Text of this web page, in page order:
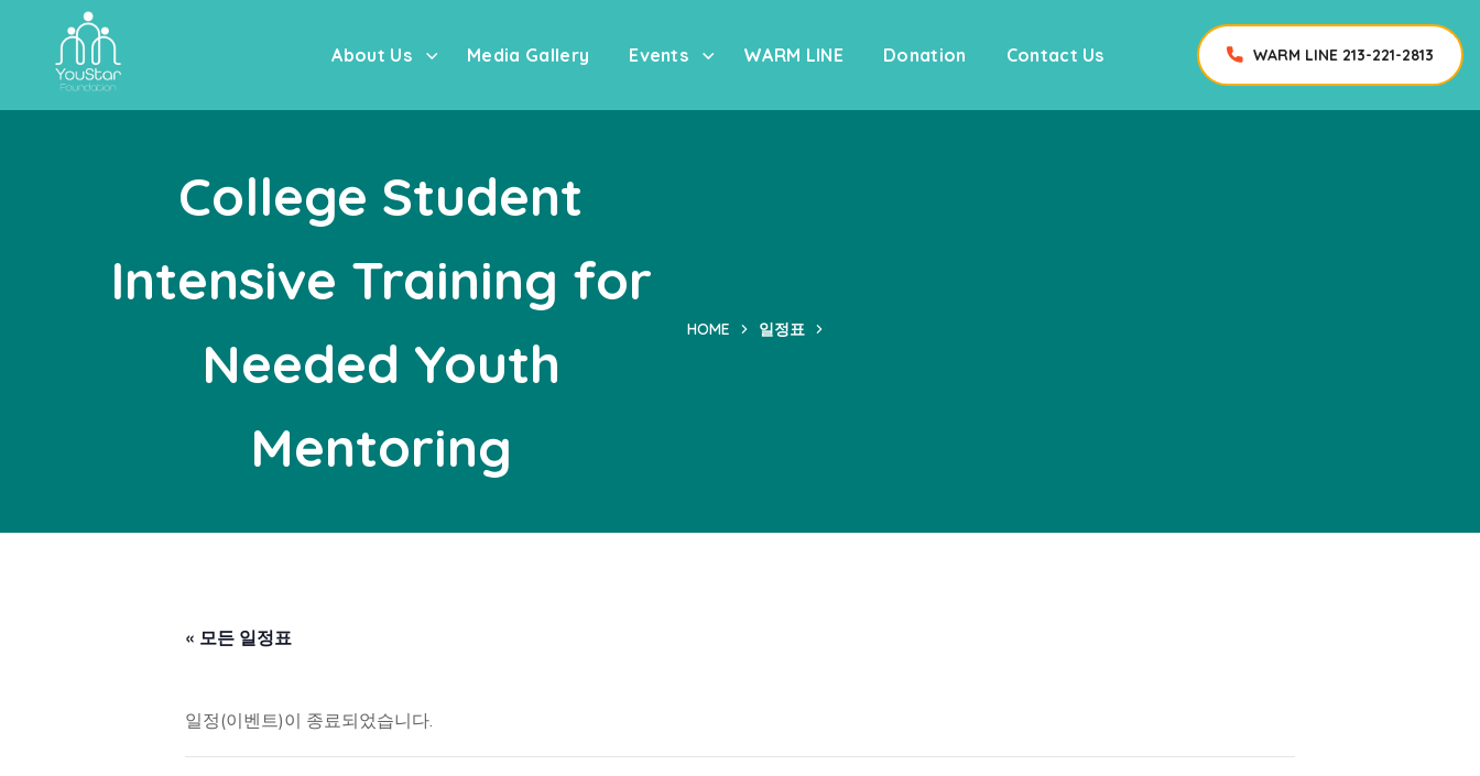
About Us Media Gallery Events WARM LINE Donation Contact Us WARM LINE 213-221-2813
College Student
Intensive Training for
Needed Youth
Mentoring
HOME 일정표
« 모든 일정표
일정(이벤트)이 종료되었습니다.